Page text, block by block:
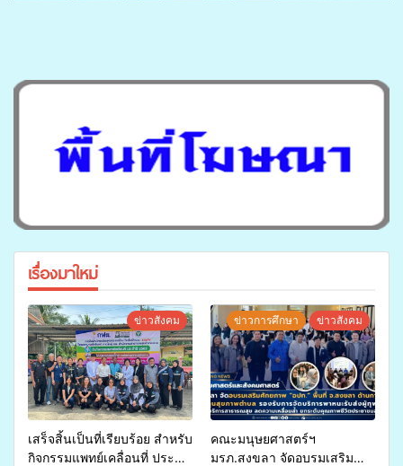
เรื่องมาใหม่
ข่าวสังคม
เสร็จสิ้นเป็นที่เรียบร้อย สำหรับ
กิจกรรมแพทย์เคลื่อนที่ ประจำ
ข่าวการศึกษา ข่าวสังคม
คณะมนุษยศาสตร์ฯ
มรภ.สงขลา จัดอบรมเสริม